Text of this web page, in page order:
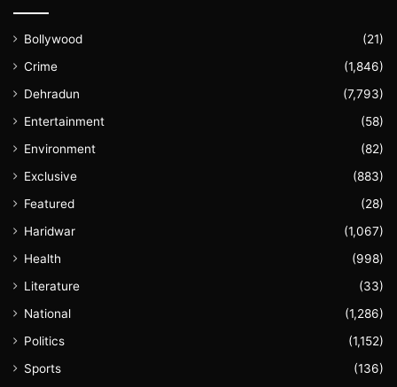
Bollywood
(21)
Crime
(1,846)
Dehradun
(7,793)
Entertainment
(58)
Environment
(82)
Exclusive
(883)
Featured
(28)
Haridwar
(1,067)
Health
(998)
Literature
(33)
National
(1,286)
Politics
(1,152)
Sports
(136)